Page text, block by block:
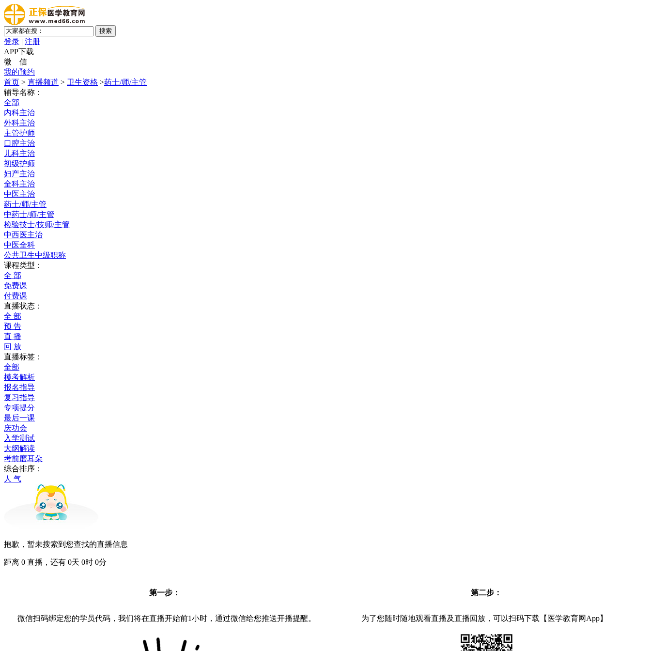
登录 | 注册
APP下载
微 信
我的预约
首页 > 直播频道 > 卫生资格 >药士/师/主管
辅导名称：
全部
内科主治
外科主治
主管护师
口腔主治
儿科主治
初级护师
妇产主治
全科主治
中医主治
药士/师/主管
中药士/师/主管
检验技士/技师/主管
中西医主治
中医全科
公共卫生中级职称
课程类型：
全 部
免费课
付费课
直播状态：
全 部
预 告
直 播
回 放
直播标签：
全部
模考解析
报名指导
复习指导
专项提分
最后一课
庆功会
入学测试
大纲解读
考前磨耳朵
综合排序：
人 气
抱歉，暂未搜索到您查找的直播信息
距离 0 直播，还有 0天 0时 0分
第一步：
微信扫码绑定您的学员代码，我们将在直播开始前1小时，通过微信给您推送开播提醒。
第二步：
为了您随时随地观看直播及直播回放，可以扫码下载【医学教育网App】